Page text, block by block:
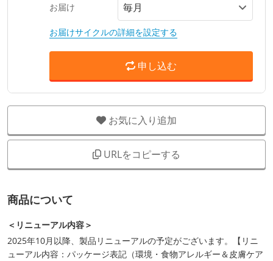
お届け
お届けサイクルの詳細を設定する
申し込む
お気に入り追加
URLをコピーする
商品について
＜リニューアル内容＞
2025年10月以降、製品リニューアルの予定がございます。【リニ
ューアル内容：パッケージ表記（環境・食物アレルギー＆皮膚ケア